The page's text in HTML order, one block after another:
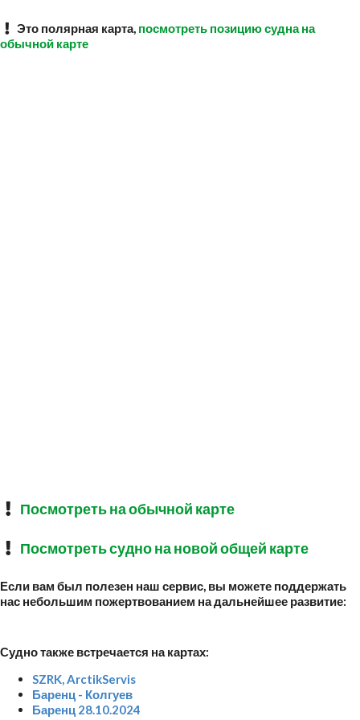
Это полярная карта, посмотреть позицию судна на
обычной карте
Посмотреть на обычной карте
Посмотреть судно на новой общей карте
Если вам был полезен наш сервис, вы можете поддержать
нас небольшим пожертвованием на дальнейшее развитие:
Судно также встречается на картах:
SZRK, ArctikServis
Баренц - Колгуев
Баренц 28.10.2024